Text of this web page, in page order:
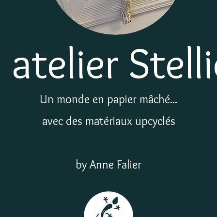
Un monde en papier mâché...
avec des matériaux upcyclés
by Anne Falier